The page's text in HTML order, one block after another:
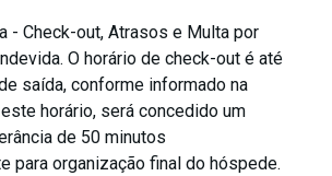
- Check-out, Atrasos e Multa por
O horário de check-out é até
saída, conforme informado na
horário, será concedido um
de 50 minutos
para organização final do hóspede.